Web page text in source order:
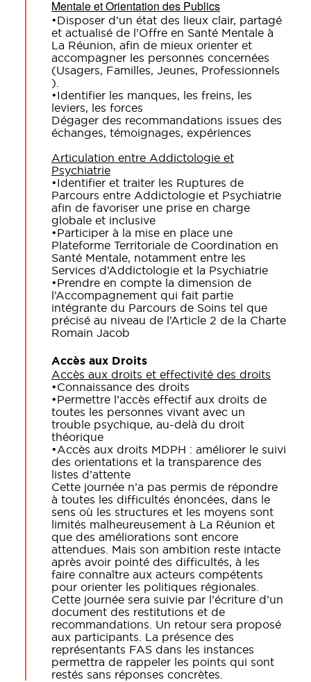
Mentale et Orientation des Publics
•Disposer d’un état des lieux clair, partagé
et actualisé de l’Offre en Santé Mentale à
La Réunion, afin de mieux orienter et
accompagner les personnes concernées
(Usagers, Familles, Jeunes, Professionnels
).
•Identifier les manques, les freins, les
leviers, les forces
Dégager des recommandations issues des
échanges, témoignages, expériences
Articulation entre Addictologie et
Psychiatrie
•Identifier et traiter les Ruptures de
Parcours entre Addictologie et Psychiatrie
afin de favoriser une prise en charge
globale et inclusive
•Participer à la mise en place une
Plateforme Territoriale de Coordination en
Santé Mentale, notamment entre les
Services d’Addictologie et la Psychiatrie
•Prendre en compte la dimension de
l’Accompagnement qui fait partie
intégrante du Parcours de Soins tel que
précisé au niveau de l’Article 2 de la Charte
Romain Jacob
Accès aux Droits
Accès aux droits et effectivité des droits
•Connaissance des droits
•Permettre l’accès effectif aux droits de
toutes les personnes vivant avec un
trouble psychique, au-delà du droit
théorique
•Accès aux droits MDPH : améliorer le suivi
des orientations et la transparence des
listes d’attente
Cette journée n’a pas permis de répondre
à toutes les difficultés énoncées, dans le
sens où les structures et les moyens sont
limités malheureusement à La Réunion et
que des améliorations sont encore
attendues. Mais son ambition reste intacte
après avoir pointé des difficultés, à les
faire connaître aux acteurs compétents
pour orienter les politiques régionales.
Cette journée sera suivie par l’écriture d’un
document des restitutions et de
recommandations. Un retour sera proposé
aux participants. La présence des
représentants FAS dans les instances
permettra de rappeler les points qui sont
restés sans réponses concrètes.